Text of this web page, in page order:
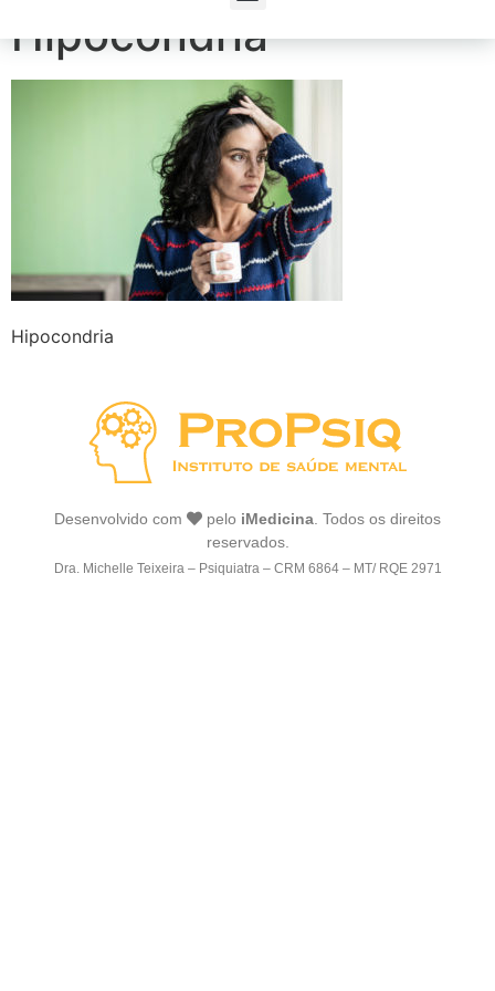
Hipocondria
Hipocondria
Desenvolvido com pelo iMedicina . Todos os direitos
reservados.
Dra. Michelle Teixeira – Psiquiatra – CRM 6864 – MT/ RQE 2971